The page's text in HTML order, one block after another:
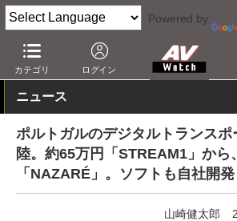
Powered by
カテゴリ ログイン
AV Watch 製品 ネットワークプレーヤー
ニュース
ポルトガルのデジタルトランス
陸。約65万円「STREAM1」から
「NAZARÉ」。ソフトも自社開発
山崎健太郎